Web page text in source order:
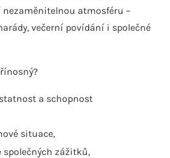
atmosféru –
večerní povídání i společné
a schopnost
situace,
zážitků,